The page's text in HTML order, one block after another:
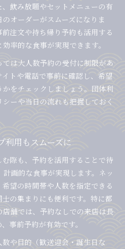
飲み放題やセットメニューの有
オーダーがスムーズになりま
注文や持ち帰り予約も活用する
率的な食事が実現できます。
は大人数予約の受付に制限があ
トや電話で事前に確認し、希望
をチェックしましょう。団体利
ーや当日の流れも把握しておく
利用もスムーズに
際も、予約を活用することで待
画的な食事が実現します。ネッ
望の時間帯や人数を指定できる
の集まりにも便利です。特に都
舗では、予約なしでの来店は長
事前予約が有効です。
や目的（歓送迎会・誕生日な